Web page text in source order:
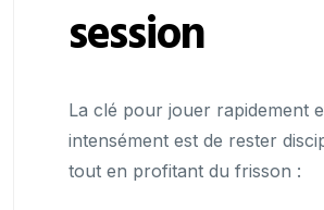
session
La clé pour jouer rapidement
intensément est de rester
tout en profitant du frisson :